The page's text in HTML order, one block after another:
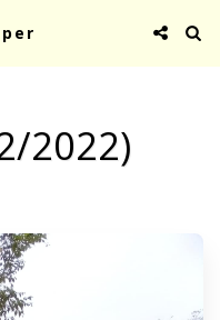
2022)